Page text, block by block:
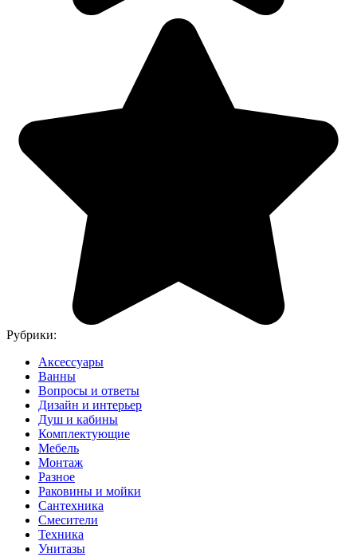
Рубрики:
Аксессуары
Ванны
Вопросы и ответы
Дизайн и интерьер
Душ и кабины
Комплектующие
Мебель
Монтаж
Разное
Раковины и мойки
Сантехника
Смесители
Техника
Унитазы